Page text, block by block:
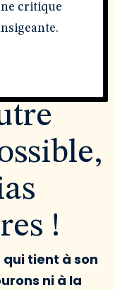
critique
!
tient à son
ni à la